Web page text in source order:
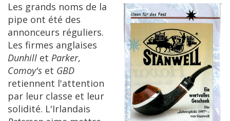
Les grands noms de la
pipe ont été des
annonceurs réguliers.
Les firmes anglaises
Dunhill et Parker,
Comoy's et GBD
retiennent l'attention
par leur classe et leur
solidité. L'Irlandais